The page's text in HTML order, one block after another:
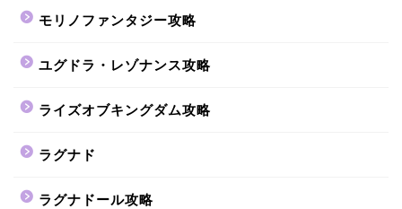
モリノファンタジー攻略
ユグドラ・レゾナンス攻略
ライズオブキングダム攻略
ラグナド
ラグナドール攻略